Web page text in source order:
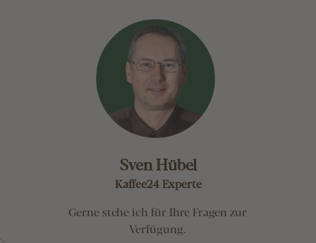
Sven Hübel
Kaffee24 Experte
Gerne stehe ich für Ihre Fragen zur
Verfügung.